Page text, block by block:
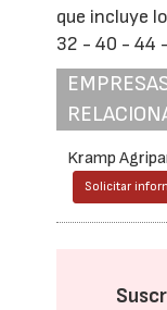
que incluye
32 - 40 - 44
Kramp
Solicitar